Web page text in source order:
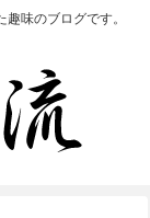
味のブログです。